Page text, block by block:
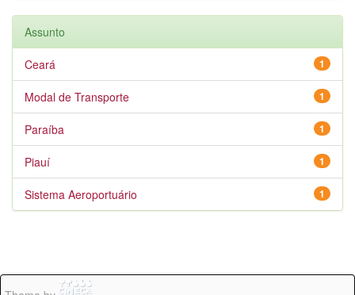
Assunto
1
Ceará
1
Modal de Transporte
1
Paraíba
1
Piauí
1
Sistema Aeroportuário